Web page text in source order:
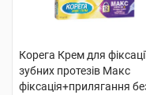
Корега Крем для
зубних протезів Макс
фіксація+прилягання